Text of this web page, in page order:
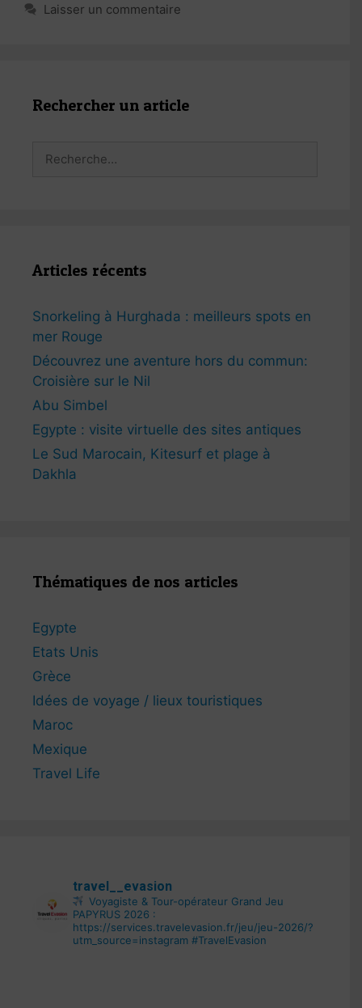
Laisser un commentaire
Rechercher un article
Articles récents
Snorkeling à Hurghada : meilleurs spots en
mer Rouge
Découvrez une aventure hors du commun:
Croisière sur le Nil
Abu Simbel
Egypte : visite virtuelle des sites antiques
Le Sud Marocain, Kitesurf et plage à
Dakhla
Thématiques de nos articles
Egypte
Etats Unis
Grèce
Idées de voyage / lieux touristiques
Maroc
Mexique
Travel Life
travel__evasion
Voyagiste & Tour-opérateur Grand Jeu
PAPYRUS 2026 :
https://services.travelevasion.fr/jeu/jeu-2026/?
utm_source=instagram #TravelEvasion